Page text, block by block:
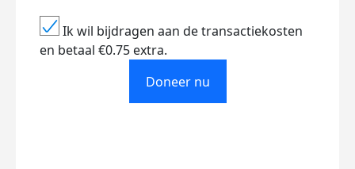
Ik wil bijdragen aan de transactiekosten
en betaal €0.75 extra.
Doneer nu